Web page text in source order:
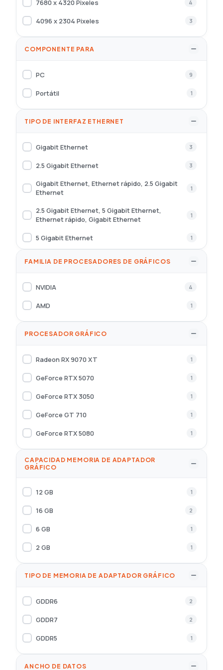
7680 x 4320 Pixeles 4
4096 x 2304 Pixeles 3
COMPONENTE PARA
PC 9
Portátil 1
TIPO DE INTERFAZ ETHERNET
Gigabit Ethernet 3
2.5 Gigabit Ethernet 3
Gigabit Ethernet, Ethernet rápido, 2.5 Gigabit
Ethernet
1
2.5 Gigabit Ethernet, 5 Gigabit Ethernet,
Ethernet rápido, Gigabit Ethernet
1
5 Gigabit Ethernet 1
FAMILIA DE PROCESADORES DE GRÁFICOS
NVIDIA 4
AMD 1
PROCESADOR GRÁFICO
Radeon RX 9070 XT 1
GeForce RTX 5070 1
GeForce RTX 3050 1
GeForce GT 710 1
GeForce RTX 5080 1
CAPACIDAD MEMORIA DE ADAPTADOR
GRÁFICO
12 GB 1
16 GB 2
6 GB 1
2 GB 1
TIPO DE MEMORIA DE ADAPTADOR GRÁFICO
GDDR6 2
GDDR7 2
GDDR5 1
ANCHO DE DATOS